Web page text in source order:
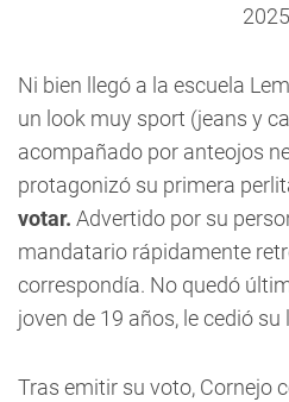
2025
Ni bien llegó a la escuela
un look muy sport (jeans y
acompañado por anteojos
protagonizó su primera
votar. Advertido por su
mandatario rápidamente
correspondía. No quedó
joven de 19 años, le cedió su
Tras emitir su voto, Cornejo